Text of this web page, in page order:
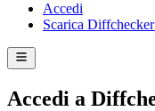
Accedi
Scarica
Accedi a